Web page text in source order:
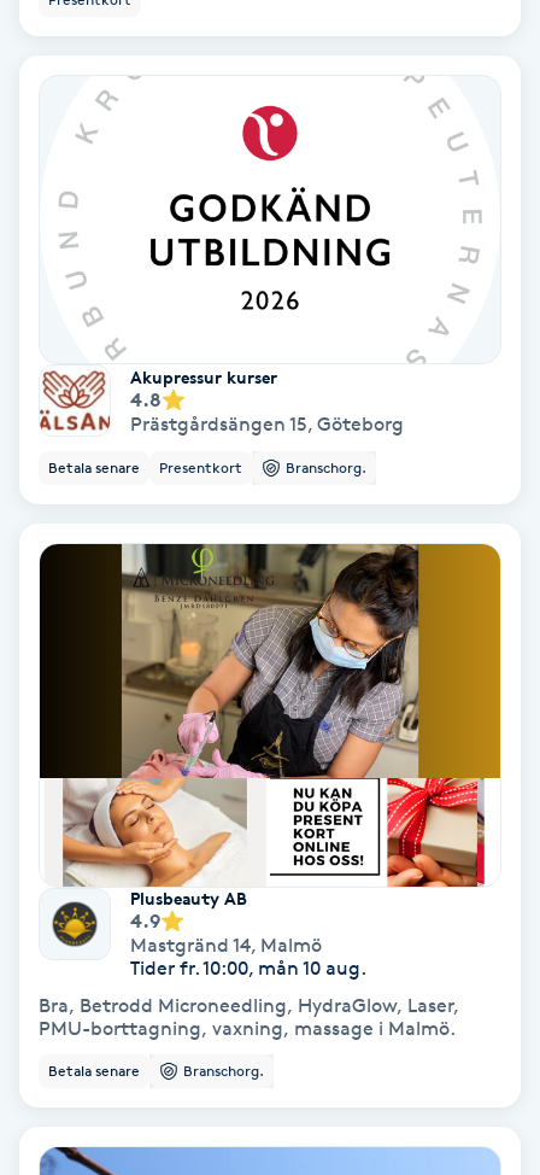
Läpptatuering
Manikyr & Pedikyr
Massage
Medial vägledning
Medicinsk massage
Meditation
Megavolymfransar
Mesoterapi
MicroPen
Microshading
Nagelförlängning
Nagelförlängning akryl
Akupressur kurser
4.8
Prästgårdsängen 15, Göteborg
Betala senare Presentkort Branschorg.
Plusbeauty AB
4.9
Mastgränd 14, Malmö
Tider fr. 10:00, mån 10 aug.
Bra, Betrodd Microneedling, HydraGlow, Laser,
PMU-borttagning, vaxning, massage i Malmö.
Betala senare Branschorg.